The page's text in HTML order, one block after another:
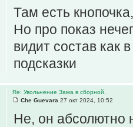
Там есть
Но про показ
видит состав как
подсказки
Re: Увольнение Зама в сборной.
Che Guevara 27 окт 2024, 10:52
Не, он абсолютно